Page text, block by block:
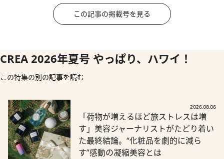
この記事の掲載号を見る
CREA 2026年夏号 やっぱり、ハワイ！
この特集の別の記事を読む
2026.08.06
「荷物が増えるほど旅ストレスは増
す」美容ジャーナリストがたどり着い
た最終結論。“化粧品を劇的に減ら
す”感動の凝縮美容とは